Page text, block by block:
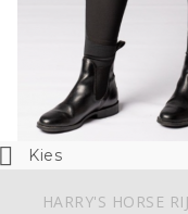
 Kies
HARRY'S HORSE